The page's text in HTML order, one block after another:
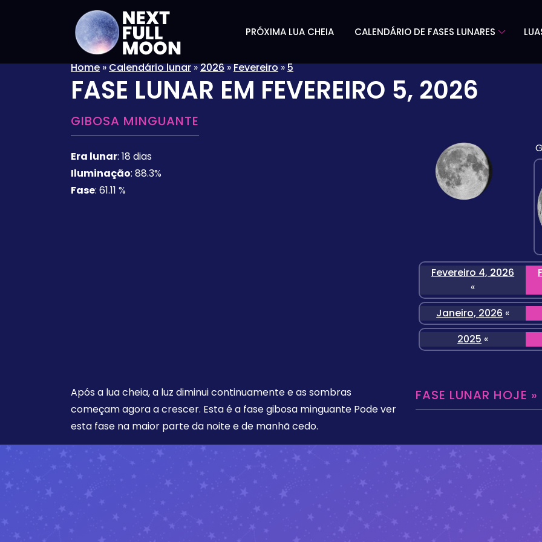
PRÓXIMA LUA CHEIA CALENDÁRIO DE FASES LUNARES
Home»Calendário lunar»2026»Fevereiro»5
FASE LUNAR EM FEVEREIRO 5, 2026
GIBOSA MINGUANTE
Era lunar: 18 dias
Iluminação: 88.3%
Fase: 61.11 %
Fevereiro 4, 2026
«
Janeiro, 2026 «
2025 «
Após a lua cheia, a luz diminui continuamente e as sombras
começam agora a crescer. Esta é a fase gibosa minguante Pode ver
esta fase na maior parte da noite e de manhã cedo.
FASE LUNAR HOJE